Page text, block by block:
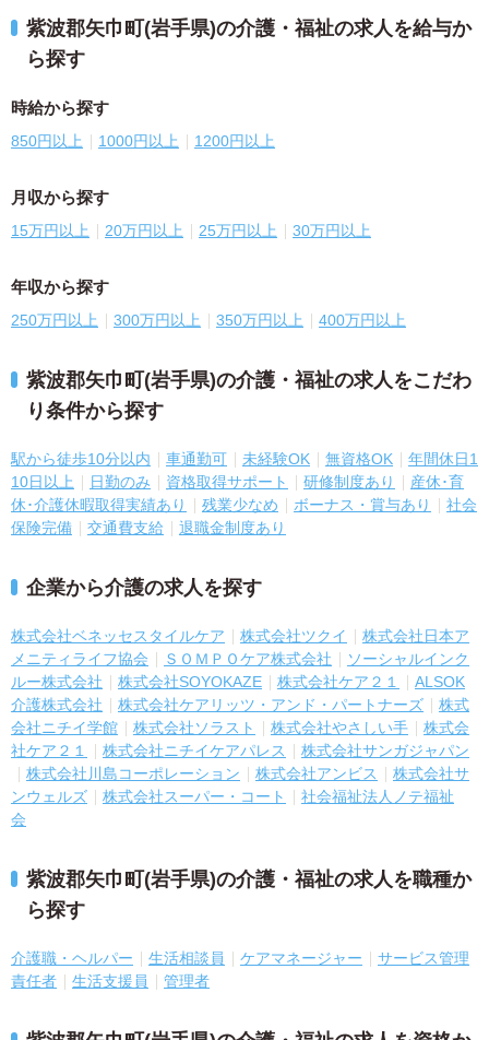
紫波郡矢巾町(岩手県)の介護・福祉の求人を給与か
ら探す
時給から探す
850円以上 1000円以上 1200円以上
月収から探す
15万円以上 20万円以上 25万円以上 30万円以上
年収から探す
250万円以上 300万円以上 350万円以上 400万円以上
紫波郡矢巾町(岩手県)の介護・福祉の求人をこだわ
り条件から探す
駅から徒歩10分以内 車通勤可 未経験OK 無資格OK
年間休日1
10日以上
日勤のみ 資格取得サポート 研修制度あり
産休･育
休･介護休暇取得実績あり
残業少なめ ボーナス・賞与あり
社会
保険完備
交通費支給 退職金制度あり
企業から介護の求人を探す
株式会社ベネッセスタイルケア 株式会社ツクイ
株式会社日本ア
メニティライフ協会
ＳＯＭＰＯケア株式会社
ソーシャルインク
ルー株式会社
株式会社SOYOKAZE 株式会社ケア２１
ALSOK
介護株式会社
株式会社ケアリッツ・アンド・パートナーズ
株式
会社ニチイ学館
株式会社ソラスト 株式会社やさしい手
株式会
社ケア２１
株式会社ニチイケアパレス
株式会社サンガジャパン
株式会社川島コーポレーション
株式会社アンビス
株式会社サ
ンウェルズ
株式会社スーパー・コート
社会福祉法人ノテ福祉
会
紫波郡矢巾町(岩手県)の介護・福祉の求人を職種か
ら探す
介護職・ヘルパー 生活相談員 ケアマネージャー
サービス管理
責任者
生活支援員 管理者